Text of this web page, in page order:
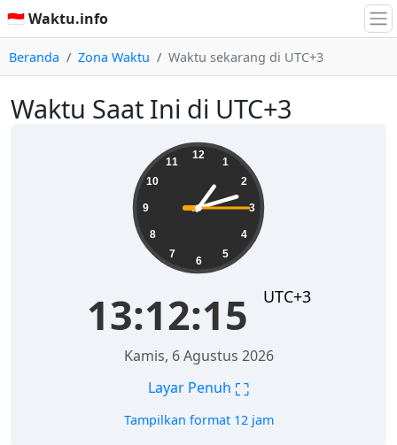
🇮🇩 Waktu.info
Beranda Zona Waktu Waktu sekarang di UTC+3
Waktu Saat Ini di UTC+3
12
1
2
3
4
5
6
7
8
9
10
11
13:12:16 UTC+3
Kamis, 6 Agustus 2026
Layar Penuh ⛶
Tampilkan format 12 jam